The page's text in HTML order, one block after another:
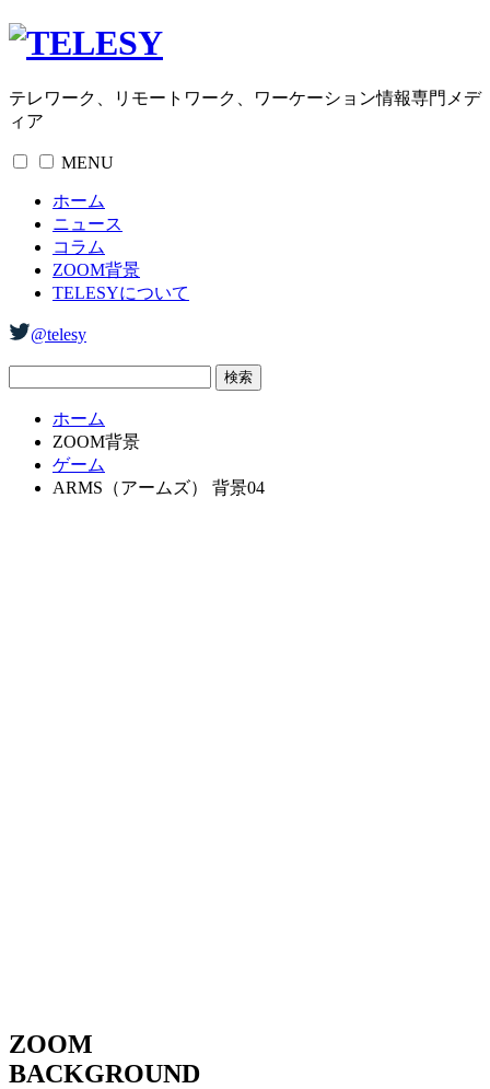
テレワーク、リモートワーク、ワーケーション情報専門メデ
ィア
MENU
ホーム
ニュース
コラム
ZOOM背景
TELESYについて
@telesy
ホーム
ZOOM背景
ゲーム
ARMS（アームズ） 背景04
ZOOM
BACKGROUND